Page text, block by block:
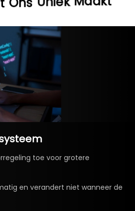
Ons Uniek Maakt
toe voor grotere
en verandert niet wanneer de